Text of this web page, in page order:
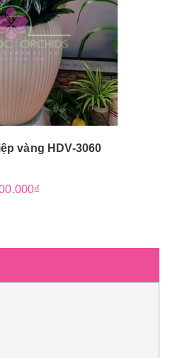
vàng HDV-3060